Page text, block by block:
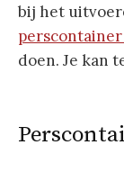
bij het
doen. Je kan